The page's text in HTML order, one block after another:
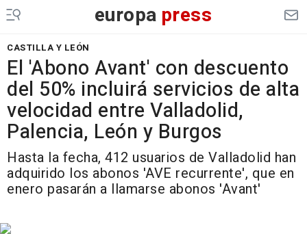
europa press
CASTILLA Y LEÓN
El 'Abono Avant' con descuento
del 50% incluirá servicios de alta
velocidad entre Valladolid,
Palencia, León y Burgos
Hasta la fecha, 412 usuarios de Valladolid han
adquirido los abonos 'AVE recurrente', que en
enero pasarán a llamarse abonos 'Avant'